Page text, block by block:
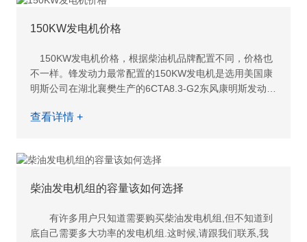
150KW发电机价格
150KW发电机价格，根据柴油机品牌配置不同，价格也
不一样。锋发动力最常配置的150KW发电机是选用美国康
明斯公司在湖北襄樊生产的6CTA8.3-G2东风康明斯发动
品牌，“
查看详情 +
柴油发电机组的容量该如何选择
有许多用户只知道需要购买柴油发电机组,但不知道到
底自己需要多大功率的发电机组.这时候,请跟我们联系,我